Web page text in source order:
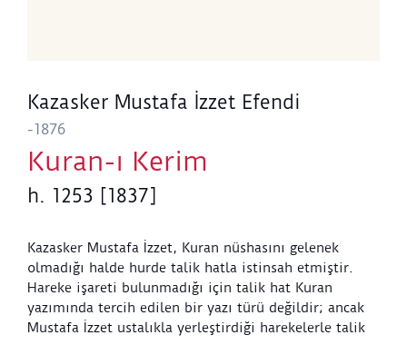
Kazasker Mustafa İzzet Efendi
-1876
Kuran-ı Kerim
h. 1253 [1837]
Kazasker Mustafa İzzet, Kuran nüshasını gelenek
olmadığı halde hurde talik hatla istinsah etmiştir.
Hareke işareti bulunmadığı için talik hat Kuran
yazımında tercih edilen bir yazı türü değildir; ancak
Mustafa İzzet ustalıkla yerleştirdiği harekelerle talik